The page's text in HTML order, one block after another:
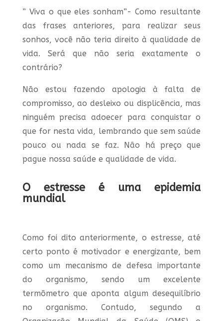
” Viva o que eles sonham”- Como resultante
das frases anteriores, para realizar seus
sonhos, você não teria direito à qualidade de
vida. Será que não seria exatamente o
contrário?
Não estou fazendo apologia à falta de
compromisso, ao desleixo ou displicência, mas
ninguém precisa adoecer para conquistar o
que for nesta vida, lembrando que sem saúde
pouco ou nada se faz. Não há preço que
pague nossa saúde e qualidade de vida.
O estresse é uma epidemia
mundial
Como foi dito anteriormente, o estresse, até
certo ponto é motivador e energizante, bem
como um mecanismo de defesa importante
do organismo, sendo um excelente
termômetro que aponta algum desequilíbrio
no organismo. Contudo, segundo a